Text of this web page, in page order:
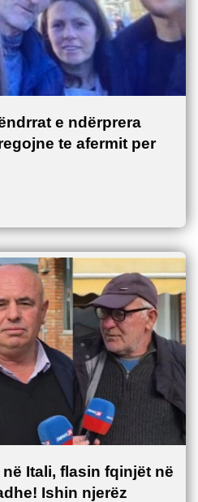
e ndërprera
te afermit per
Itali, flasin fqinjët në
Ishin njerëz